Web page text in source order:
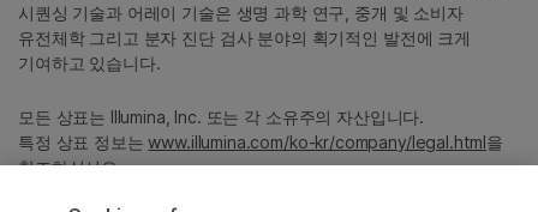
시퀀싱 기술과 어레이 기술은 생명 과학 연구, 중개 및 소비자
유전체학 그리고 분자 진단 검사 분야의 획기적인 발전에 크게
기여하고 있습니다.
모든 상표는 Illumina, Inc. 또는 각 소유주의 자산입니다.
특정 상표 정보는www.illumina.com/ko-kr/company/legal.html을
참조하십시오.